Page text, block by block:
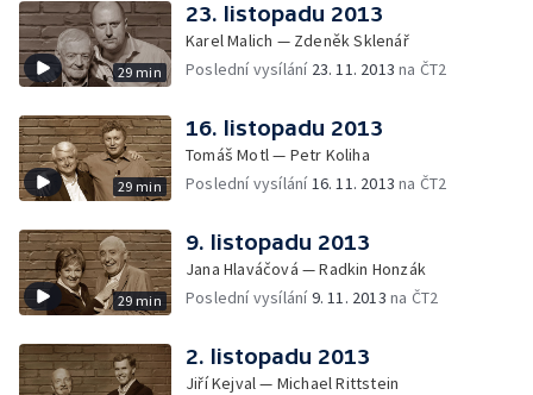
29 min
23. listopadu 2013
Karel Malich — Zdeněk Sklenář
Poslední vysílání 23. 11. 2013 na ČT2
29 min
16. listopadu 2013
Tomáš Motl — Petr Koliha
Poslední vysílání16. 11. 2013 na ČT2
29 min
9. listopadu 2013
Jana Hlaváčová — Radkin Honzák
Poslední vysílání9. 11. 2013 na ČT2
2. listopadu 2013
Jiří Kejval — Michael Rittstein